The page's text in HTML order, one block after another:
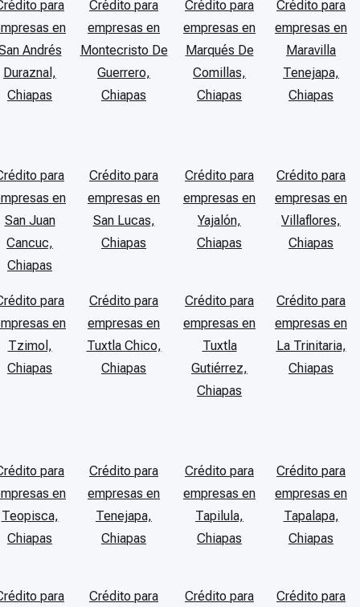
para
en
Andrés
Duraznal,
Chiapas
Crédito para
empresas en
Montecristo De
Guerrero,
Chiapas
Crédito para
empresas en
Marqués De
Comillas,
Chiapas
Crédito para
empresas en
Maravilla
Tenejapa,
Chiapas
para
en
San Juan
Cancuc,
Chiapas
Crédito para
empresas en
San Lucas,
Chiapas
Crédito para
empresas en
Yajalón,
Chiapas
Crédito para
empresas en
Villaflores,
Chiapas
para
en
Tzimol,
Chiapas
Crédito para
empresas en
Tuxtla Chico,
Chiapas
Crédito para
empresas en
Tuxtla
Gutiérrez,
Chiapas
Crédito para
empresas en
La Trinitaria,
Chiapas
para
en
Teopisca,
Chiapas
Crédito para
empresas en
Tenejapa,
Chiapas
Crédito para
empresas en
Tapilula,
Chiapas
Crédito para
empresas en
Tapalapa,
Chiapas
para
Crédito para
Crédito para
Crédito para